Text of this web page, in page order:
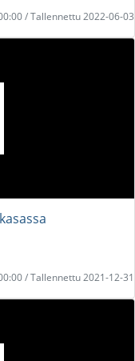
/ Tallennettu 2022-06-03
/ Tallennettu 2021-12-31